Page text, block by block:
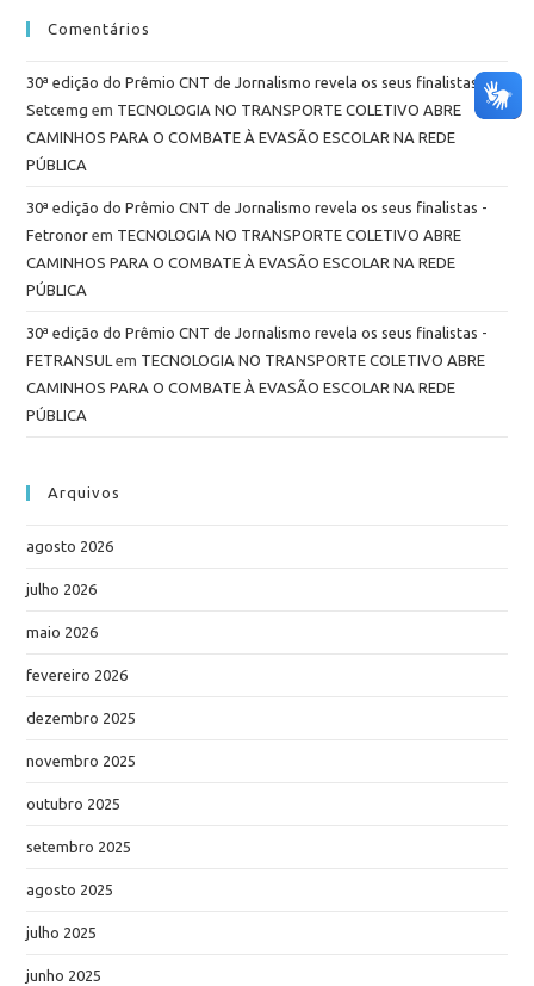
Comentários
30ª edição do Prêmio CNT de Jornalismo revela os seus finalistas -
Setcemg em TECNOLOGIA NO TRANSPORTE COLETIVO ABRE
CAMINHOS PARA O COMBATE À EVASÃO ESCOLAR NA REDE
PÚBLICA
30ª edição do Prêmio CNT de Jornalismo revela os seus finalistas -
Fetronor em TECNOLOGIA NO TRANSPORTE COLETIVO ABRE
CAMINHOS PARA O COMBATE À EVASÃO ESCOLAR NA REDE
PÚBLICA
30ª edição do Prêmio CNT de Jornalismo revela os seus finalistas -
FETRANSUL em TECNOLOGIA NO TRANSPORTE COLETIVO ABRE
CAMINHOS PARA O COMBATE À EVASÃO ESCOLAR NA REDE
PÚBLICA
Arquivos
agosto 2026
julho 2026
maio 2026
fevereiro 2026
dezembro 2025
novembro 2025
outubro 2025
setembro 2025
agosto 2025
julho 2025
junho 2025